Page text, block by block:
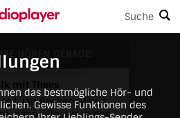
das bestmögliche Hör- und
Gewisse Funktionen des
Suche
SIE HÖREN GERADE:
• Thu, July 9, 2026
mit Thees
| Jan Becker: „Wenn
dann öffnet sich das